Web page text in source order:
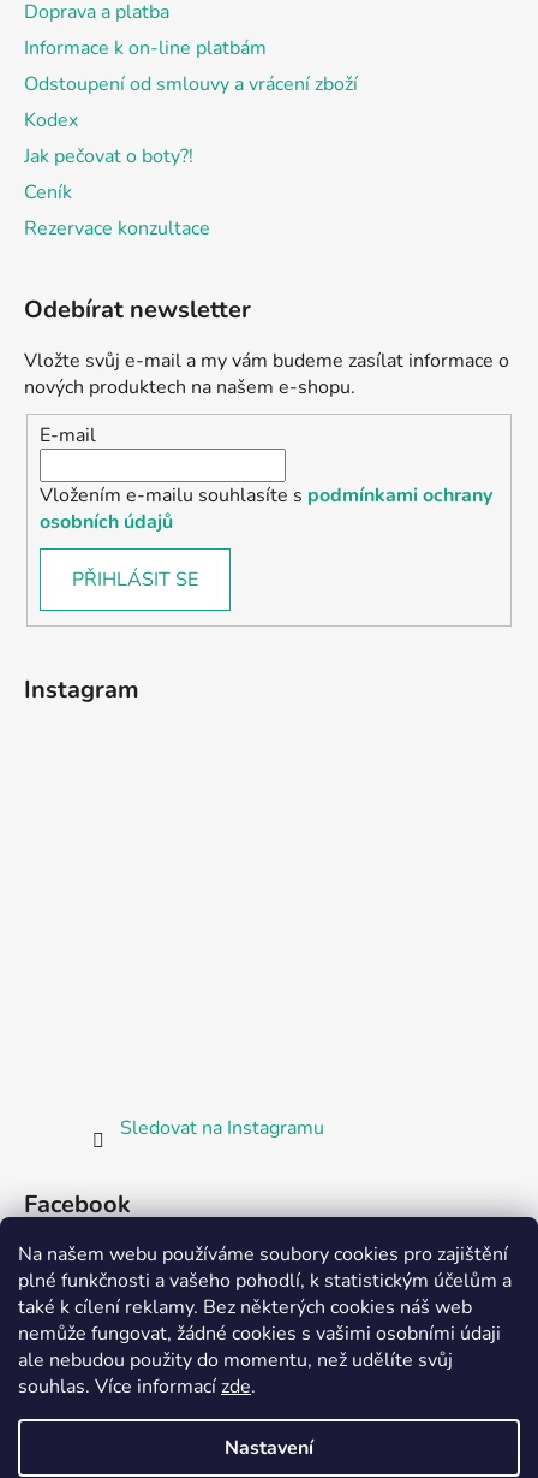
Na našem webu používáme soubory cookies pro zajištění
plné funkčnosti a vašeho pohodlí, k statistickým účelům a
také k cílení reklamy. Bez některých cookies náš web
nemůže fungovat, žádné cookies s vašimi osobními údaji
ale nebudou použity do momentu, než udělíte svůj
souhlas. Více informacízde.
Nastavení
Doprava a platba
Informace k on-line platbám
Odstoupení od smlouvy a vrácení zboží
Kodex
Jak pečovat o boty?!
Ceník
Rezervace konzultace
Odebírat newsletter
Vložte svůj e-mail a my vám budeme zasílat informace o
nových produktech na našem e-shopu.
E-mail
Vložením e-mailu souhlasíte s podmínkami ochrany
osobních údajů
PŘIHLÁSIT SE
Instagram
Sledovat na Instagramu
Facebook
Partnerská prodejna Barefoot Plzeň